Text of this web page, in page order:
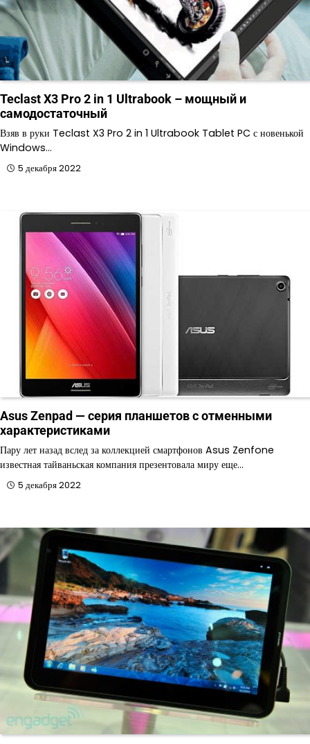
Teclast X3 Pro 2 in 1 Ultrabook – мощный и
самодостаточный
Взяв в руки Teclast X3 Pro 2 in 1 Ultrabook Tablet PC с новенькой
Windows…
5 декабря 2022
Asus Zenpad — серия планшетов с отменными
характеристиками
Пару лет назад вслед за коллекцией смартфонов Asus Zenfone
известная тайваньская компания презентовала миру еще…
5 декабря 2022